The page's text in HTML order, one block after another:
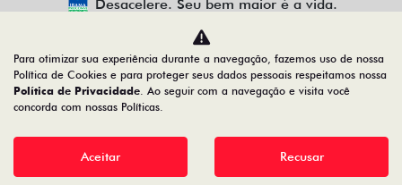
Desacelere. Seu bem maior é a vida.
PORTO SEGURO VEÍCULOS
34.200.790/0001-70
Desenvolvido pela DEALERSPACE ® Direitos Reservados.
Para otimizar sua experiência durante a navegação, fazemos uso de nossa
Política de Cookies e para proteger seus dados pessoais respeitamos nossa
Política de Privacidade. Ao seguir com a navegação e visita você
concorda com nossas Políticas.
Aceitar Recusar